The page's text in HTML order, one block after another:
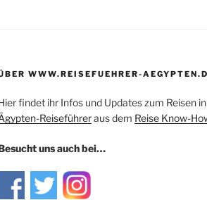
WWW.REISEFUEHRER-
findet ihr Infos und Updates zum Reisen
Reiseführeraus dem Reise Know-
uns auch bei…